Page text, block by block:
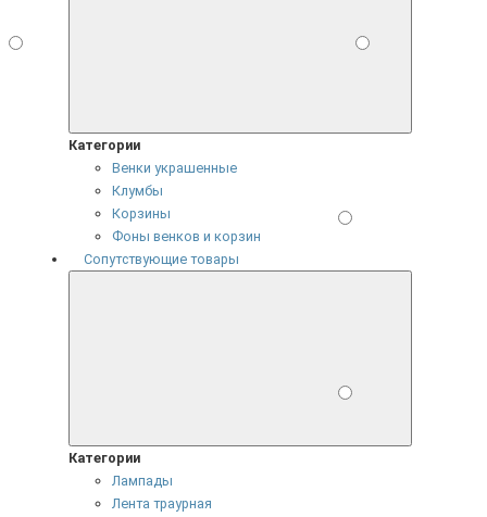
Категории
Венки украшенные
Клумбы
Корзины
Фоны венков и корзин
Сопутствующие товары
Категории
Лампады
Лента траурная